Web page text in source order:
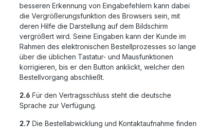
besseren Erkennung von Eingabefehlern kann dabei
die Vergrößerungsfunktion des Browsers sein, mit
deren Hilfe die Darstellung auf dem Bildschirm
vergrößert wird. Seine Eingaben kann der Kunde im
Rahmen des elektronischen Bestellprozesses so lange
über die üblichen Tastatur- und Mausfunktionen
korrigieren, bis er den Button anklickt, welcher den
Bestellvorgang abschließt.
2.6 Für den Vertragsschluss steht die deutsche
Sprache zur Verfügung.
2.7 Die Bestellabwicklung und Kontaktaufnahme finden